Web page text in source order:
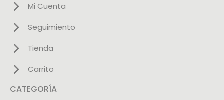
Mi Cuenta
Seguimiento
Tienda
Carrito
CATEGORÍA